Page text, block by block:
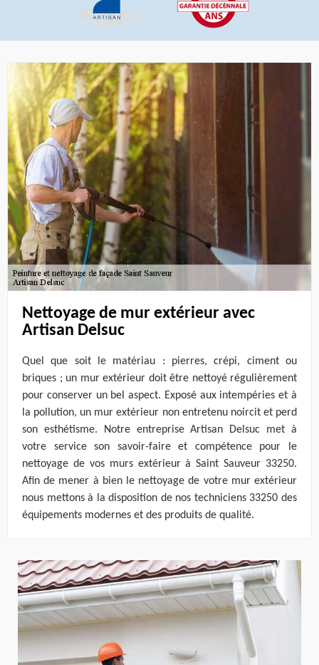
Nettoyage de mur extérieur avec
Artisan Delsuc
Quel que soit le matériau : pierres, crépi, ciment ou
briques ; un mur extérieur doit être nettoyé régulièrement
pour conserver un bel aspect. Exposé aux intempéries et à
la pollution, un mur extérieur non entretenu noircit et perd
son esthétisme. Notre entreprise Artisan Delsuc met à
votre service son savoir-faire et compétence pour le
nettoyage de vos murs extérieur à Saint Sauveur 33250.
Afin de mener à bien le nettoyage de votre mur extérieur
nous mettons à la disposition de nos techniciens 33250 des
équipements modernes et des produits de qualité.